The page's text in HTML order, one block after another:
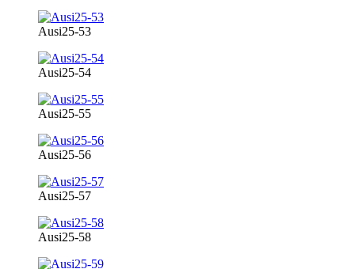
Ausi25-53
Ausi25-54
Ausi25-55
Ausi25-56
Ausi25-57
Ausi25-58